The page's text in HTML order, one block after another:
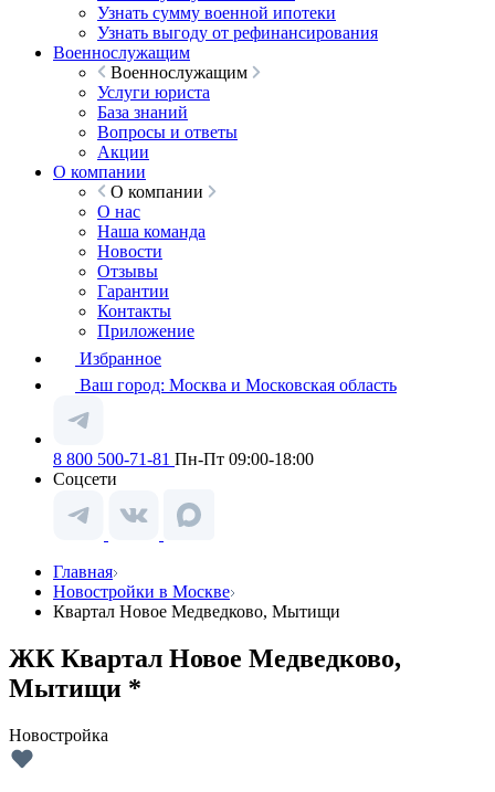
Узнать сумму военной ипотеки
Узнать выгоду от рефинансирования
Военнослужащим
Военнослужащим
Услуги юриста
База знаний
Вопросы и ответы
Акции
О компании
О компании
О нас
Наша команда
Новости
Отзывы
Гарантии
Контакты
Приложение
Избранное
Ваш город: Москва и Московская область
8 800 500-71-81 Пн-Пт 09:00-18:00
Соцсети
Главная
Новостройки в Москве
Квартал Новое Медведково, Мытищи
ЖК Квартал Новое Медведково,
Мытищи *
Новостройка